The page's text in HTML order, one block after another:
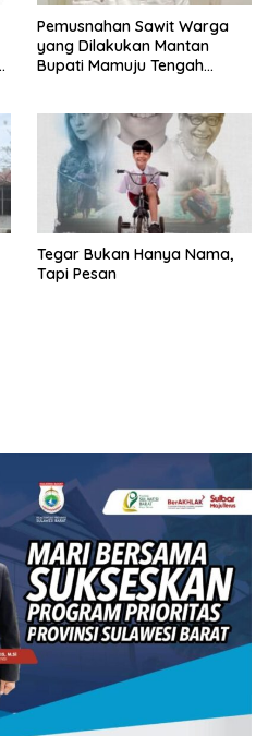
Pemusnahan Sawit Warga
yang Dilakukan Mantan
Bupati Mamuju Tengah
Tegar Bukan Hanya Nama,
Tapi Pesan